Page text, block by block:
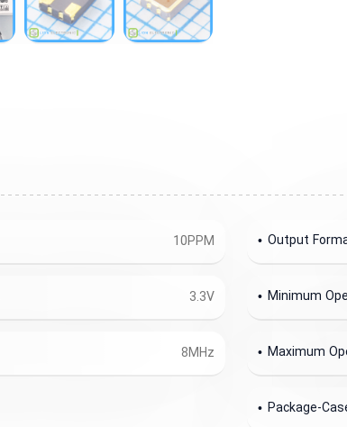
Output
10PPM
Minimum
3.3V
Maximum
8MHz
Package-